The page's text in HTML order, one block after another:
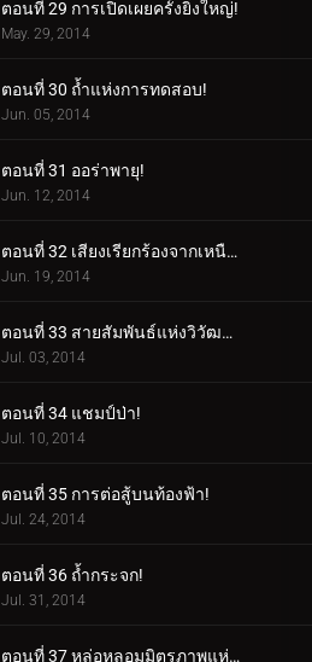
ตอนที่ 29 การเปิดเผยครั้งยิ่งใหญ่!
May. 29, 2014
ตอนที่ 30 ถ้ำแห่งการทดสอบ!
Jun. 05, 2014
ตอนที่ 31 ออร่าพายุ!
Jun. 12, 2014
ตอนที่ 32 เสียงเรียกร้องจากเหนือออร่า!
Jun. 19, 2014
ตอนที่ 33 สายสัมพันธ์แห่งวิวัฒนาการเมก้า!
Jul. 03, 2014
ตอนที่ 34 แชมป์ป่า!
Jul. 10, 2014
ตอนที่ 35 การต่อสู้บนท้องฟ้า!
Jul. 24, 2014
ตอนที่ 36 ถ้ำกระจก!
Jul. 31, 2014
ตอนที่ 37 หล่อหลอมมิตรภาพแห่งป่า!